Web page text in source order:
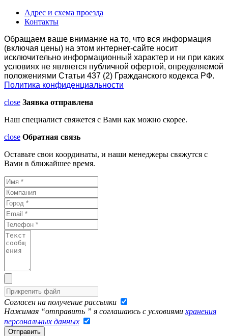
Адрес и схема проезда
Контакты
Обращаем ваше внимание на то, что вся информация
(включая цены) на этом интернет-сайте носит
исключительно информационный характер и ни при каких
условиях не является публичной офертой, определяемой
положениями Статьи 437 (2) Гражданского кодекса РФ.
Политика конфиденциальности
close Заявка отправлена
Наш специалист свяжется с Вами как можно скорее.
close Обратная связь
Оставьте свои координаты, и наши менеджеры свяжутся с
Вами в ближайшее время.
Согласен на получение рассылки
Нажимая “отправить ” я соглашаюсь с условиями хранения
персональных данных